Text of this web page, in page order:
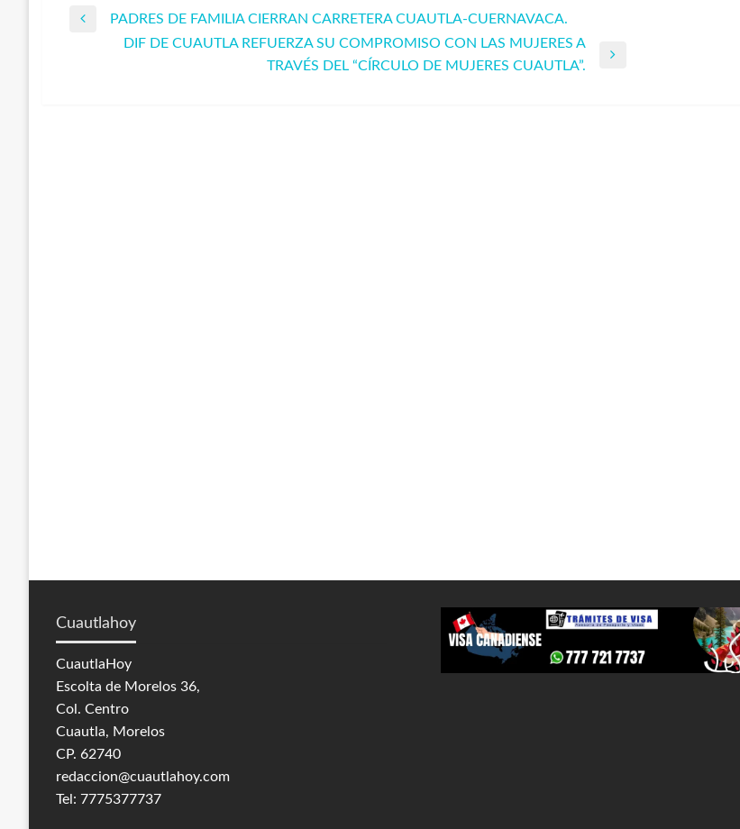
Navegación
Entrada
PADRES DE FAMILIA CIERRAN CARRETERA CUAUTLA-CUERNAVACA.
DIF DE CUAUTLA REFUERZA SU COMPROMISO CON LAS MUJERES A
TRAVÉS DEL “CÍRCULO DE MUJERES CUAUTLA”.
Cuautlahoy
CuautlaHoy
Escolta de Morelos 36,
Col. Centro
Cuautla, Morelos
CP. 62740
redaccion@cuautlahoy.com
Tel: 7775377737